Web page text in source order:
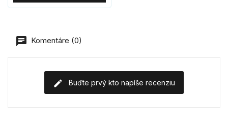
Komentáre (0)
Buďte prvý kto napíše recenziu